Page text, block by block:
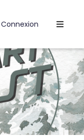
Connexion